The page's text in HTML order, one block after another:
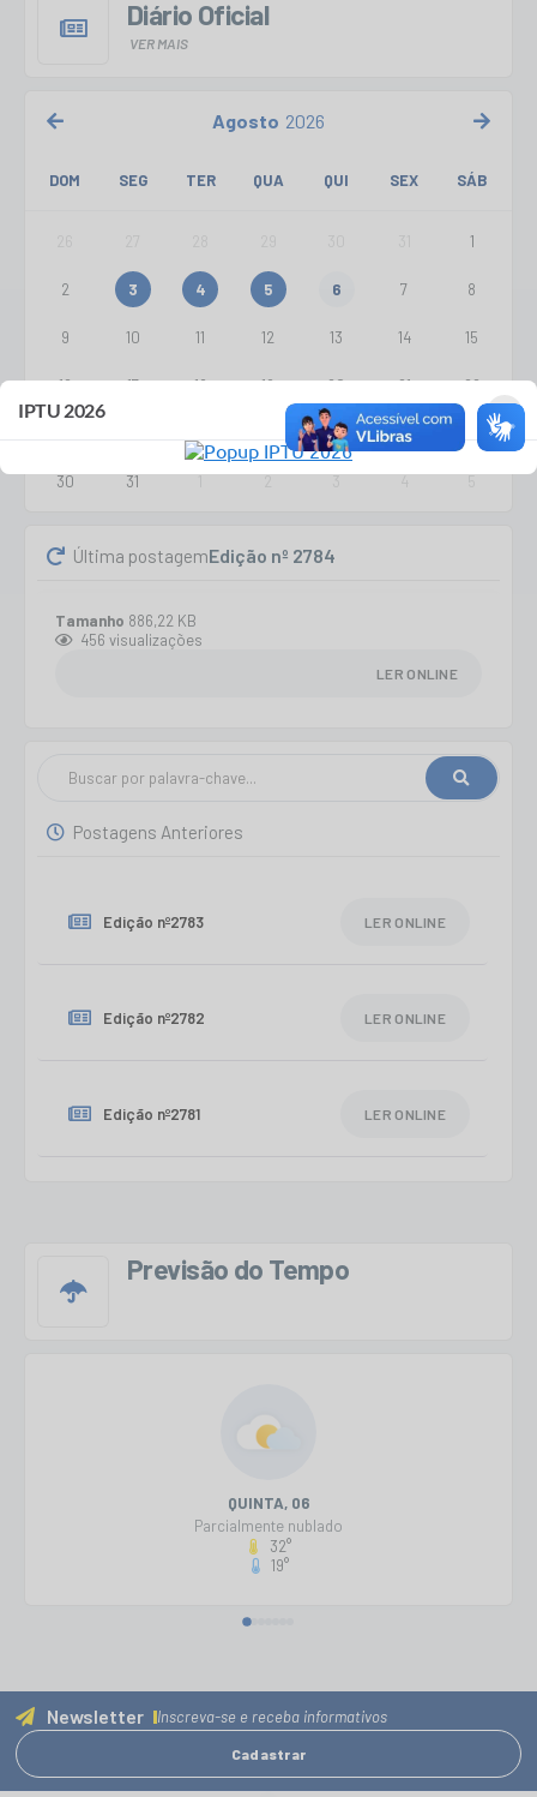
Diário Oficial
VER MAIS
Agosto 2026
DOM SEG TER QUA QUI SEX SÁB
1
2 3 4 5 6 7 8
9 10 11 12 13 14 15
16 17 18 19 20 21 22
27 28
30 31
Última postagemEdição nº 2784
Tamanho 886,22 KB
456 visualizações
LER ONLINE
Postagens Anteriores
Edição nº2783 LER ONLINE
Edição nº2782 LER ONLINE
Edição nº2781 LER ONLINE
Previsão do Tempo
QUINTA 06
Parcialmente nublado
32°
19°
Newsletter Inscreva-se e receba informativos
Cadastrar
×
AUXÍLIO TRANSPORTE ×
IPTU 2026